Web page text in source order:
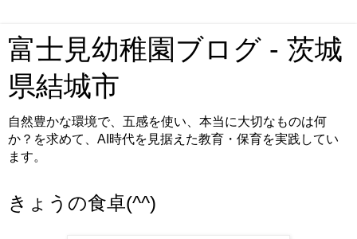
富士見幼稚園ブログ - 茨城
県結城市
自然豊かな環境で、五感を使い、本当に大切なものは何
か？を求めて、AI時代を見据えた教育・保育を実践してい
ます。
きょうの食卓(^^)